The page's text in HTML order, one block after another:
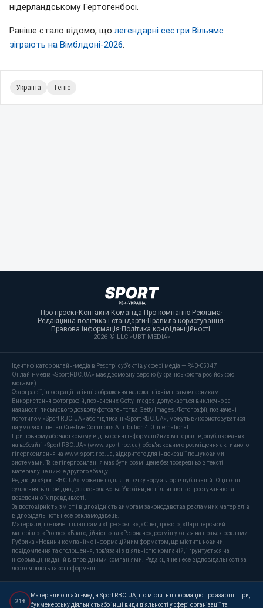
нідерландському Гертогенбосі.
Раніше стало відомо, що легендарні сестри Вільямс
зіграють на Вімблдоні-2026
Україна Теніс
Про проєкт·Контакти·Команда·Про компанію·Реклама·
Редакційна політика і стандарти·Правила користування·
Правова інформація·Політика конфіденційності·
2026 © LLC «UBT MEDIA»
Ідентифікатор онлайн-медіа в Реєстрі суб’єктів у сфері медіа — R40-05347
Онлайн-медіа «Sport RBC.UA» має двомовну версію (українською та російською
мовами).
Фотографії, ілюстрації та інші зображення належать їхнім правовласникам.
Використання фотографій, позначених Getty Images, допускається виключно за
наявності письмового дозволу фотоагентства Getty Images. Фотографії, позначені
логотипом «Sport RBC.UA» або підписані «Sport RBC.UA», можуть використовуватися
на умовах ліцензії Creative Commons Attribution 4.0 International.
При повному або частковому відтворенні інформаційних матеріалів, опублікованих
на вебсайті «Sport RBC.UA» (www.sport.rbc.ua), обов'язковим є розміщення активного
гіперпосилання на www.sport.rbc.ua, відкритого для індексації пошуковими
системами. Таке гіперпосилання має бути розміщене безпосередньо в тексті
матеріалу не нижче другого абзацу.
Редакція «Sport RBC.UA» може не поділяти точку зору авторів публікацій. Оціночні
судження, відповідно до законодавства України, не підлягають спростуванню та
доведенню їх правдивості.
За достовірність, зміст і відповідність вимогам законодавства рекламних матеріалів
відповідальність несе рекламодавець.
Матеріали, позначені плашками «Прес-реліз», «Спецпроєкт», «Партнерський
матеріал», «Promo», «Благодійність» та «Резонанс», розміщуються на правах реклами.
Рубрика «Новини компанії» є інформаційним форматом, що містить новини,
повідомлення та оголошення, пов'язані з діяльністю компаній, і ґрунтується на
інформації, наданій відповідними компаніями. Редакція не несе відповідальності за
достовірність такої інформації.
21+
Матеріали онлайн-медіа Sport RBC.UA, що містять інформацію про азартні ігри,
букмекерську діяльність або інші види діяльності у сфері організації та